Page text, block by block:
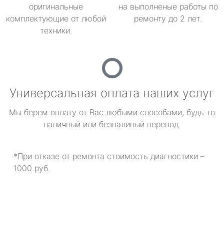
оригинальные
комплектующие от любой
техники.
на выполненые работы по
ремонту до 2 лет.
Универсальная оплата наших услуг
Мы берем оплату от Вас любыми способами, будь то
наличный или безналиный перевод.
*При отказе от ремонта стоимость диагностики –
1000 руб.